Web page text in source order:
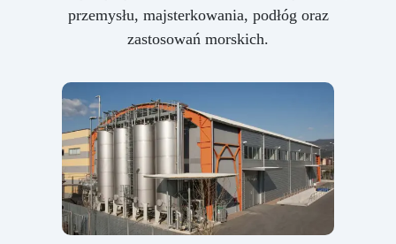
przemysłu, majsterkowania, podłóg oraz
zastosowań morskich.